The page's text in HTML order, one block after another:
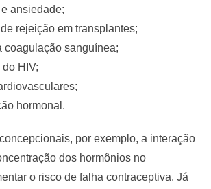
ansiedade;
rejeição em transplantes;
coagulação sanguínea;
HIV;
hormonal.
por exemplo, a interação
dos hormônios no
o risco de falha contraceptiva. Já